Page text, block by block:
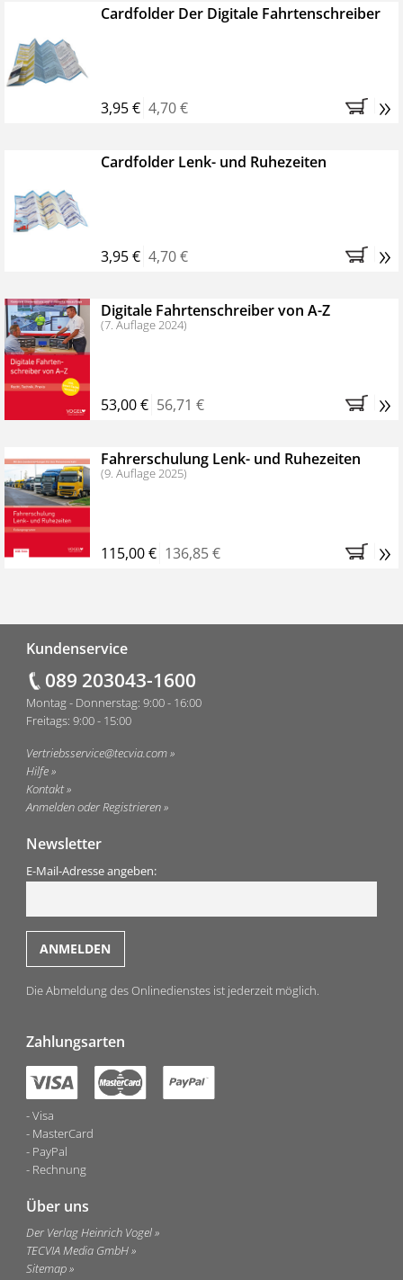
Cardfolder Der Digitale Fahrtenschreiber
3,95 € 4,70 € »
Cardfolder Lenk- und Ruhezeiten
3,95 € 4,70 € »
Digitale Fahrtenschreiber von A-Z
(7. Auflage 2024)
53,00 € 56,71 € »
Fahrerschulung Lenk- und Ruhezeiten
(9. Auflage 2025)
115,00 € 136,85 € »
Kundenservice
089 203043-1600
Montag - Donnerstag: 9:00 - 16:00
Freitags: 9:00 - 15:00
Vertriebsservice@tecvia.com
Hilfe
Kontakt
Anmelden oder Registrieren
Newsletter
E-Mail-Adresse angeben:
Die Abmeldung des Onlinedienstes ist jederzeit möglich.
Zahlungsarten
Visa
MasterCard
PayPal
Rechnung
Über uns
Der Verlag Heinrich Vogel
TECVIA Media GmbH
Sitemap